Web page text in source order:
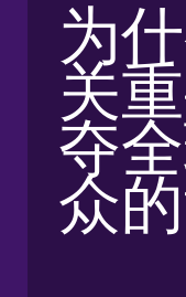
为
关
夺
众